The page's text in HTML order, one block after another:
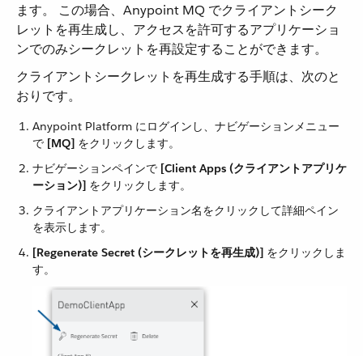
ます。 この場合、Anypoint MQ でクライアントシーク
レットを再生成し、アクセスを許可するアプリケーショ
ンでのみシークレットを再設定することができます。
クライアントシークレットを再生成する手順は、次のと
おりです。
Anypoint Platform にログインし、ナビゲーションメニュー
で ​ [MQ] ​ をクリックします。
ナビゲーションペインで ​ [Client Apps (クライアントアプリケ
ーション)] ​ をクリックします。
クライアントアプリケーション名をクリックして詳細ペイン
を表示します。
[Regenerate Secret (シークレットを再生成)] ​ をクリックしま
す。